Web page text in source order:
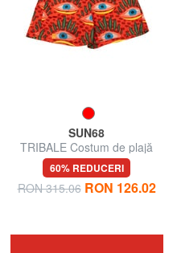
SUN68
TRIBALE Costum de plajă
pentru bărbați
60% REDUCERI
RON 315.06 RON 126.02